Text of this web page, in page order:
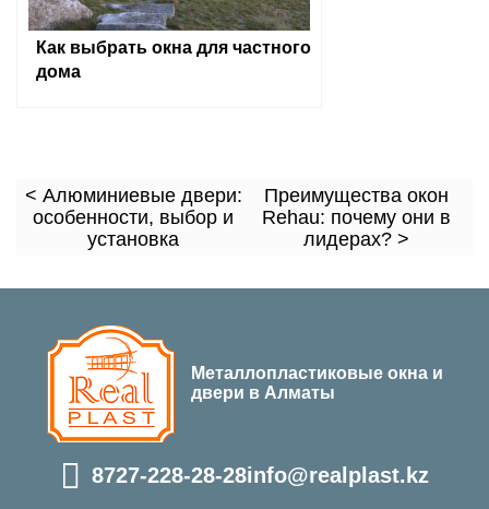
Как выбрать окна для частного
дома
< Алюминиевые двери:
особенности, выбор и
установка
Преимущества окон
Rehau: почему они в
лидерах? >
Металлопластиковые окна и
двери в Алматы
8727-228-28-28info@realplast.kz